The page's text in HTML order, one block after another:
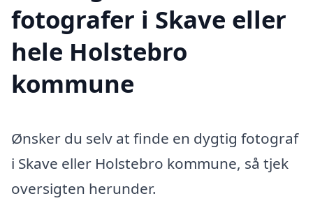
fotografer i Skave eller
hele Holstebro
kommune
Ønsker du selv at finde en dygtig fotograf
i Skave eller Holstebro kommune, så tjek
oversigten herunder.